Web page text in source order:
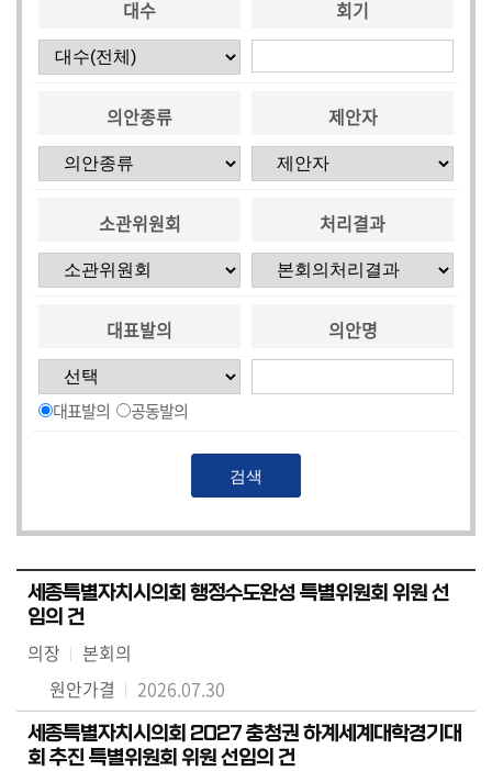
대수 회기
의안종류 제안자
소관위원회 처리결과
대표발의
대표발의 공동발의
의안명
세종특별자치시의회 행정수도완성 특별위원회 위원 선
임의 건
의장
본회의
원안가결
2026.07.30
세종특별자치시의회 2027 충청권 하계세계대학경기대
회 추진 특별위원회 위원 선임의 건